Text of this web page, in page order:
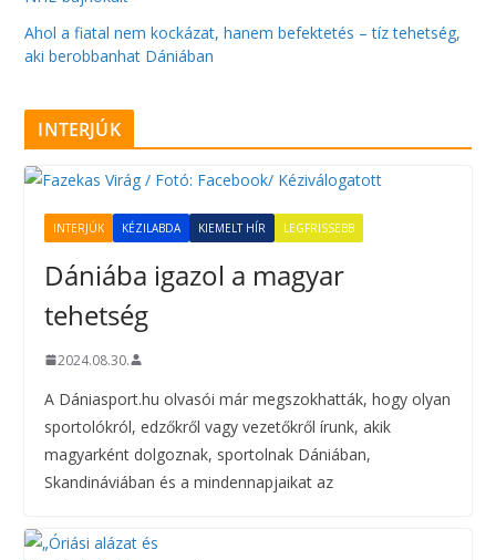
Ahol a fiatal nem kockázat, hanem befektetés – tíz tehetség,
aki berobbanhat Dániában
INTERJÚK
INTERJÚK KÉZILABDA KIEMELT HÍR LEGFRISSEBB
Dániába igazol a magyar
tehetség
2024.08.30.
A Dániasport.hu olvasói már megszokhatták, hogy olyan
sportolókról, edzőkről vagy vezetőkről írunk, akik
magyarként dolgoznak, sportolnak Dániában,
Skandináviában és a mindennapjaikat az